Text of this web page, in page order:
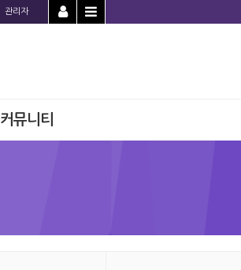
관리자
커뮤니티